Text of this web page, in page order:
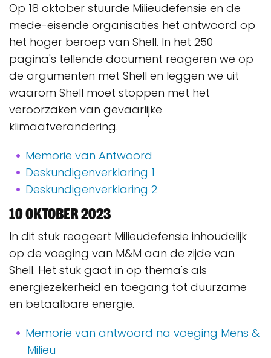
Op 18 oktober stuurde Milieudefensie en de
mede-eisende organisaties het antwoord op
het hoger beroep van Shell. In het 250
pagina's tellende document reageren we op
de argumenten met Shell en leggen we uit
waarom Shell moet stoppen met het
veroorzaken van gevaarlijke
klimaatverandering.
Memorie van Antwoord
Deskundigenverklaring 1
Deskundigenverklaring 2
10 oktober 2023
In dit stuk reageert Milieudefensie inhoudelijk
op de voeging van M&M aan de zijde van
Shell. Het stuk gaat in op thema's als
energiezekerheid en toegang tot duurzame
en betaalbare energie.
Memorie van antwoord na voeging Mens &
Milieu